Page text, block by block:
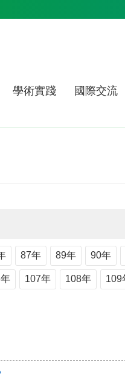
學術實踐 國際交流
87年 89年 90年
107年 108年 109